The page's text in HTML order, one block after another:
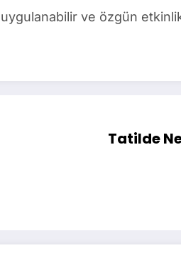
ve özgün
Tatilde